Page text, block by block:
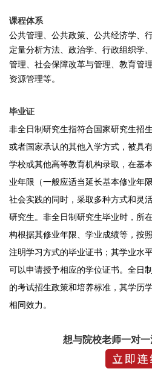
课程体系
公共管理、公共政策、公共经济学、
定量分析方法、政治学、行政组织学
管理、社会保障改革与管理、教育管
资源管理等。
毕业证
非全日制研究生指符合国家研究生招
或者国家承认的其他入学方式，被具
学校或其他高等教育机构录取，在基
业年限（一般应适当延长基本修业年
社会实践的同时，采取多种方式和灵
研究生。非全日制研究生毕业时，所
构根据其修业年限、学业成绩等，按
注明学习方式的毕业证书；其学业水
可以申请授予相应的学位证书。全日
的考试招生政策和培养标准，其学历
相同效力。
想与院校老师一对